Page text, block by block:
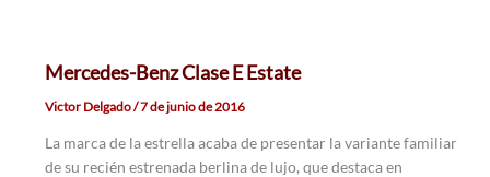
Mercedes-Benz Clase E Estate
Victor Delgado/7 de junio de 2016
La marca de la estrella acaba de presentar la variante familiar
de su recién estrenada berlina de lujo, que destaca en